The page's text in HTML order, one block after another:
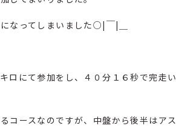
なってしまいました○|￣|＿
ロにて参加をし、４０分１６秒で完走い
コースなのですが、中盤から後半はアス